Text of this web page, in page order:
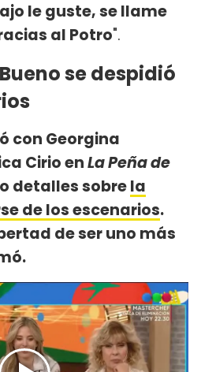
le guste, se llame
al Potro".
se despidió
con Georgina
Cirio enLa Peña de
detalles sobrela
de los escenarios.
de ser uno más